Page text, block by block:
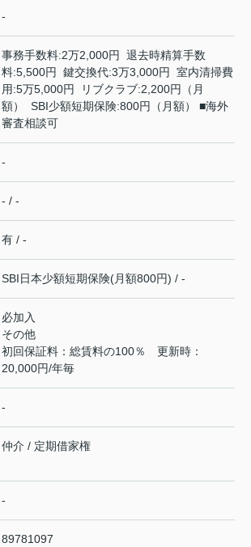
-
事務手数料:2万2,000円 退去時精算手数
料:5,500円 鍵交換代:3万3,000円 室内清掃費
用:5万5,000円 リブクラブ:2,200円（月
額） SBI少額短期保険:800円（月額） ■海外
審査相談可
-
- / -
有 / -
SBI日本少額短期保険(月額800円) / -
必加入
その他
初回保証料：総賃料の100％ 更新時：
20,000円/年毎
-
仲介 / 定期借家権
-
89781097